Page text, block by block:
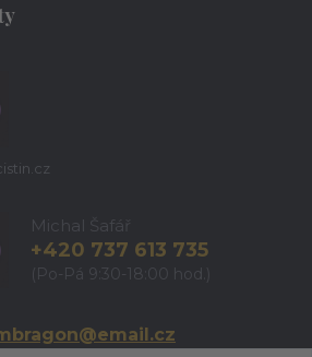
Michal Šafář
+420 737 613 735
(Po-Pá 9:30-18:00 hod.)